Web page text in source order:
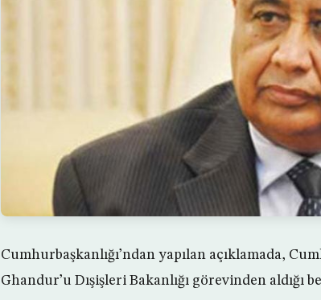
Cumhurbaşkanlığı’ndan yapılan açıklamada,
Ghandur’u Dışişleri Bakanlığı görevinden aldığı